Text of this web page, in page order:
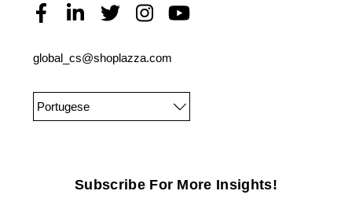
global_cs@shoplazza.com
Portugese
Subscribe For More Insights!